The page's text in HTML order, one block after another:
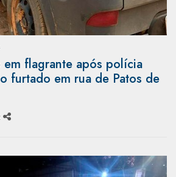
flagrante após polícia
furtado em rua de Patos de